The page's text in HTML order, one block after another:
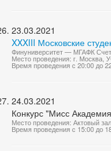
23.03.2021
XXXIII Московские
Финуниверситет — МГАФК
Место проведения: г. Москва,
Время проведения с 20:00 до
24.03.2021
Конкурс "Мисс
Место проведения: Актовый
Время проведения с 15:00 до